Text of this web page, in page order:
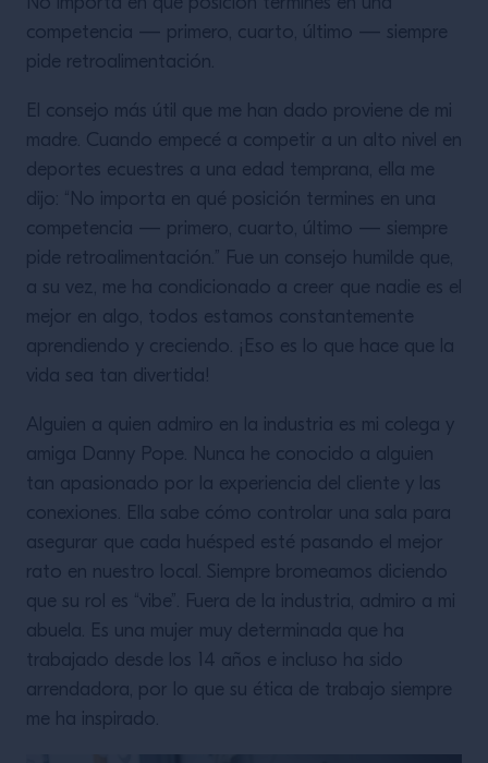
competencia — primero, cuarto, último — siempre
pide retroalimentación.
El consejo más útil que me han dado proviene de mi
madre. Cuando empecé a competir a un alto nivel en
deportes ecuestres a una edad temprana, ella me
dijo: “No importa en qué posición termines en una
competencia — primero, cuarto, último — siempre
pide retroalimentación.” Fue un consejo humilde que,
a su vez, me ha condicionado a creer que nadie es el
mejor en algo, todos estamos constantemente
aprendiendo y creciendo. ¡Eso es lo que hace que la
vida sea tan divertida!
Alguien a quien admiro en la industria es mi colega y
amiga Danny Pope. Nunca he conocido a alguien
tan apasionado por la experiencia del cliente y las
conexiones. Ella sabe cómo controlar una sala para
asegurar que cada huésped esté pasando el mejor
rato en nuestro local. Siempre bromeamos diciendo
que su rol es “vibe”. Fuera de la industria, admiro a mi
abuela. Es una mujer muy determinada que ha
trabajado desde los 14 años e incluso ha sido
arrendadora, por lo que su ética de trabajo siempre
me ha inspirado.